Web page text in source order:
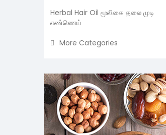
Herbal Hair Oil மூலிகை தலை முடி
எண்ணெய்
More Categories